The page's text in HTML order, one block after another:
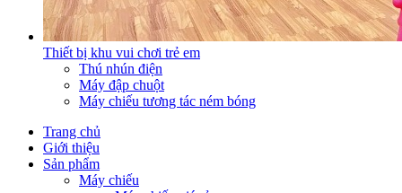
Thiết bị khu vui chơi trẻ em
Thú nhún điện
Máy đập chuột
Máy chiếu tương tác ném bóng
Trang chủ
Giới thiệu
Sản phẩm
Máy chiếu